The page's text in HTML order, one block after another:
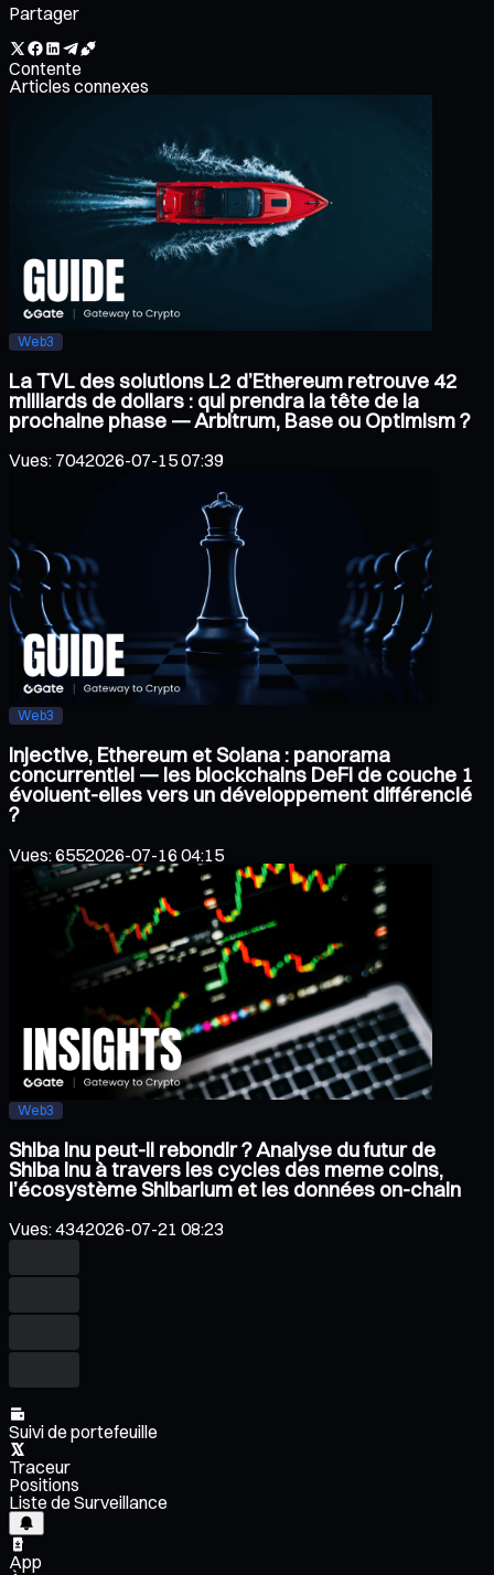
Partager
Contente
Articles connexes
Web3
La TVL des solutions L2 d’Ethereum retrouve 42
milliards de dollars : qui prendra la tête de la
prochaine phase — Arbitrum, Base ou Optimism ?
Vues: 7042026-07-15 07:39
Web3
Injective, Ethereum et Solana : panorama
concurrentiel — les blockchains DeFi de couche 1
évoluent-elles vers un développement différencié
?
Vues:6552026-07-16 04:15
Web3
Shiba Inu peut-il rebondir ? Analyse du futur de
Shiba Inu à travers les cycles des meme coins,
l’écosystème Shibarium et les données on-chain
Vues:4342026-07-21 08:23
Suivi de portefeuille
Traceur
Positions
Liste de Surveillance
App